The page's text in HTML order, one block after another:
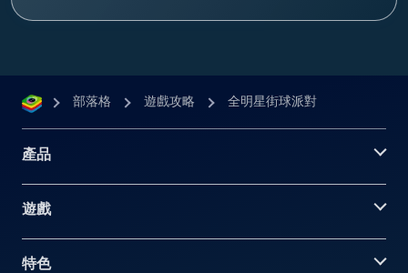
部落格 遊戲攻略 全明星街球派對
產品
遊戲
特色